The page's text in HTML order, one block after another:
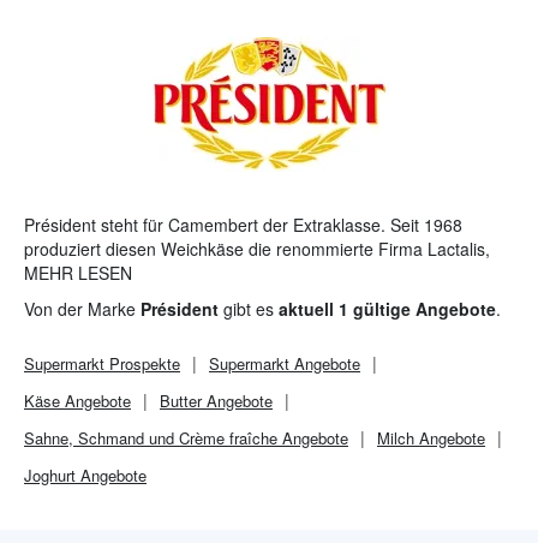
Président steht für Camembert der Extraklasse. Seit 1968
produziert diesen Weichkäse die renommierte Firma Lactalis,
wobei das Sortiment mittlerweile auf Butter, Brie, Emmentaler
und fettreduzierte Artikel erweitert wurde. Ob zwischendurch
oder zum Abendbrot: ein Genuss!
MEHR LESEN
Von der Marke Président gibt es aktuell 1 gültige Angebote.
Supermarkt Prospekte Supermarkt Angebote
Käse Angebote
Butter Angebote
Sahne, Schmand und Crème fraîche Angebote
Milch Angebote
Joghurt Angebote